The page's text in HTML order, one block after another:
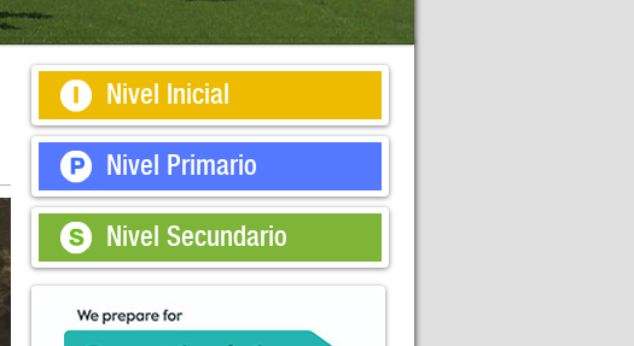
Nivel Inicial
Nivel Primario
Nivel Secundario